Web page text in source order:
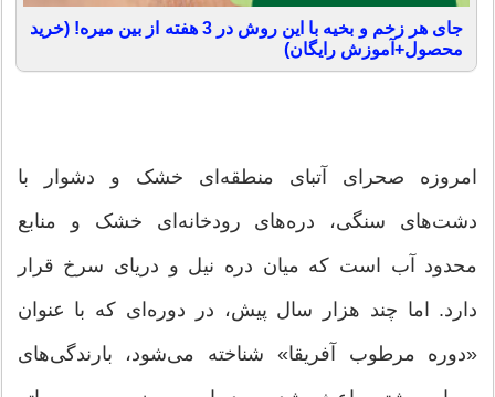
جای هر زخم و بخیه با این روش در 3 هفته از بین میره! (خرید
محصول+آموزش رایگان)
امروزه صحرای آتبای منطقه‌ای خشک و دشوار با
دشت‌های سنگی، دره‌های رودخانه‌ای خشک و منابع
محدود آب است که میان دره نیل و دریای سرخ قرار
دارد. اما چند هزار سال پیش، در دوره‌ای که با عنوان
«دوره مرطوب آفریقا» شناخته می‌شود، بارندگی‌های